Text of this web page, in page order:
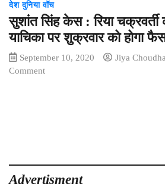
देश दुनिया वॉच
सुशांत सिंह केस : रिया
याचिका पर शुक्रवार को होगा
September 10, 2020 Jiya
Commenton
जमानत
की
Advertisment